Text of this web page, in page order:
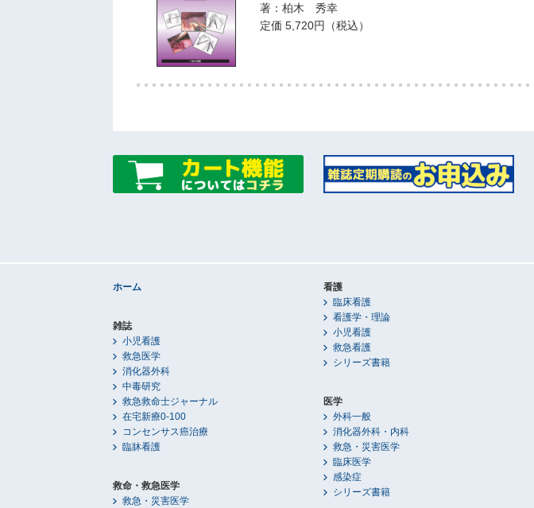
著：柏木 秀幸
定価 5,720円（税込）
ホーム
雑誌
小児看護
救急医学
消化器外科
中毒研究
救急救命士ジャーナル
在宅新療0-100
コンセンサス癌治療
臨牀看護
救命・救急医学
救急・災害医学
看護
臨床看護
看護学・理論
小児看護
救急看護
シリーズ書籍
医学
外科一般
消化器外科・内科
救急・災害医学
臨床医学
感染症
シリーズ書籍